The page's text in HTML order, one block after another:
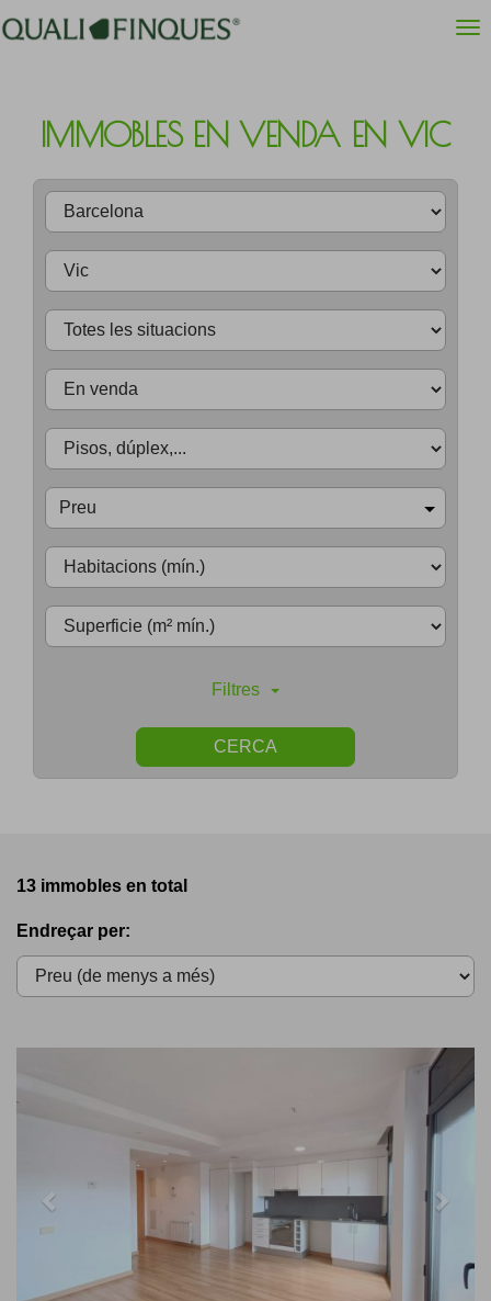
IMMOBLES EN VENDA EN VIC
Preu
Filtres
CERCA
13 immobles en total
Endreçar per:
Next